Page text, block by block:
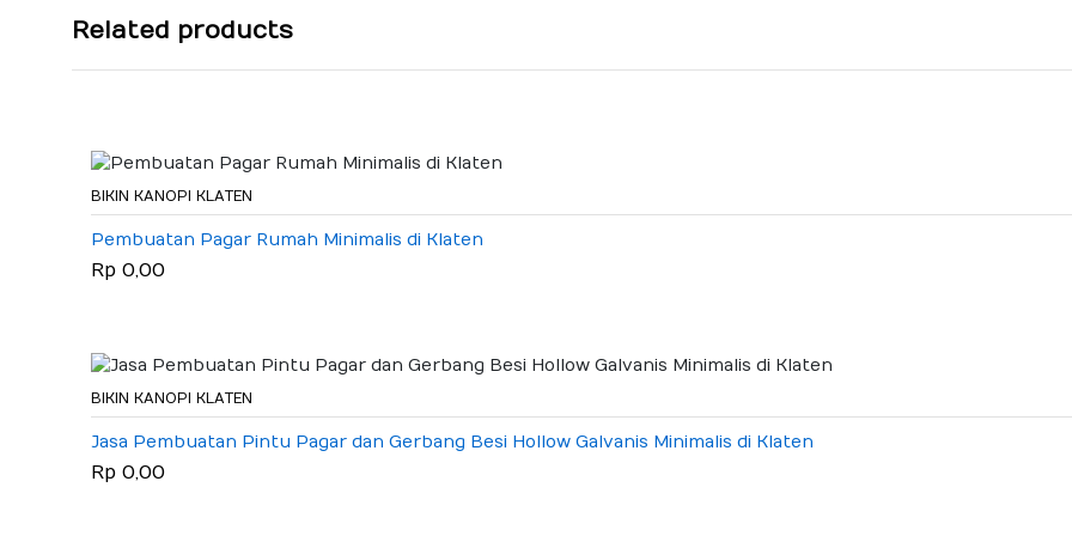
Related products
BIKIN KANOPI KLATEN
Pembuatan Pagar Rumah Minimalis di Klaten
Rp 0,00
BIKIN KANOPI KLATEN
Jasa Pembuatan Pintu Pagar dan Gerbang Besi Hollow Galvanis Minimalis di Klaten
Rp 0,00